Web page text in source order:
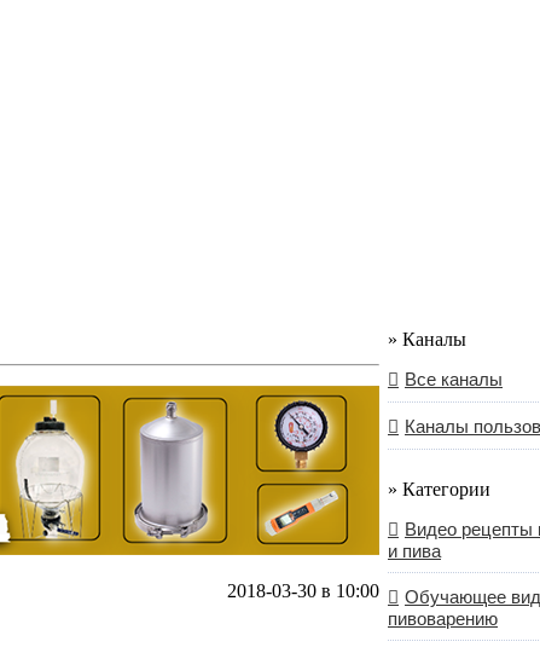
2018-03-30 в 10:00
» Каналы
Все каналы
Каналы
» Категории
Видео рецепты
и пива
Обучающее
пивоварению